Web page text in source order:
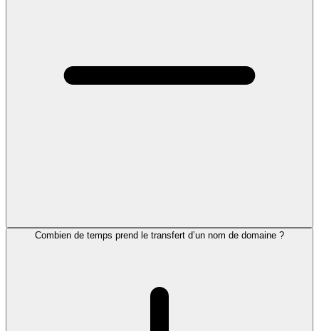
Combien de temps prend le transfert d’un nom de domaine ?